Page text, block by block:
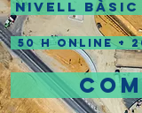
NIVELL BÀSIC
50 H ONLINE +